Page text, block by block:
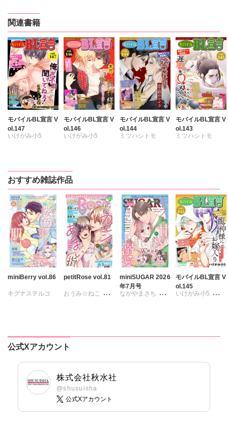
関連書籍
モバイルBL宣言 V
ol.147
いけがみ小5
冬坂ころも
モバイルBL宣言 V
ol.146
いけがみ小5
冬坂ころも
モバイルBL宣言 V
ol.144
ミツハシトモ
モバイルBL宣言 V
ol.143
ミツハシトモ
サクラサクヤ
おすすめ雑誌作品
miniBerry vol.86
キグナステルコ
さんかく
踊る毒林檎
沢音千尋
藤春都
片山絢森
テラーノベル
petitRose vol.81
おうみ☆ねこ
真田ハイジ
相田早智子
桃凪めぐ
日野塔子
由多いり
ほなみるか
miniSUGAR 2026
年7月号
なかやまさち
九条タカオミ
さくら蒼
モバイルBL宣言 V
ol.145
いけがみ小5
公式Xアカウント
株式会社秋水社
@shusuisha
公式Xアカウント